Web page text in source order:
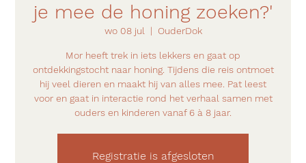
je mee de honing zoeken?'
wo 08 jul
  |
OuderDok
Mor heeft trek in iets lekkers en gaat op
ontdekkingstocht naar honing. Tijdens die reis ontmoet
hij veel dieren en maakt hij van alles mee. Pat leest
voor en gaat in interactie rond het verhaal samen met
ouders en kinderen vanaf 6 à 8 jaar.
Registratie is afgesloten